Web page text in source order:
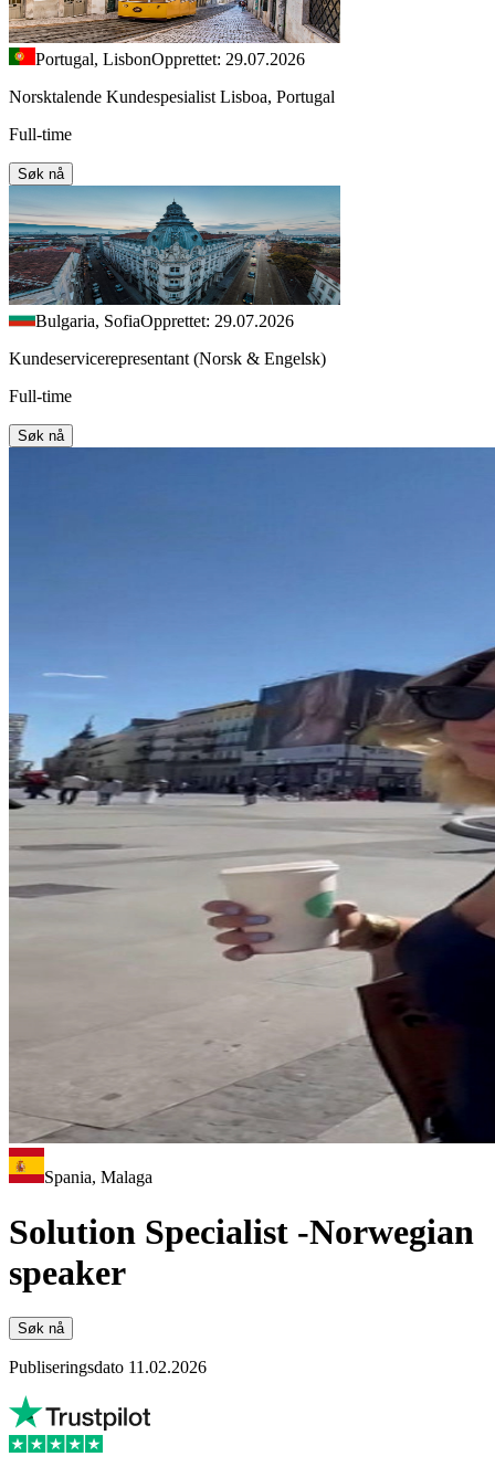
Portugal, LisbonOpprettet: 29.07.2026
Norsktalende Kundespesialist Lisboa, Portugal
Full-time
Søk nå
Bulgaria, SofiaOpprettet: 29.07.2026
Kundeservicerepresentant (Norsk & Engelsk)
Full-time
Søk nå
Spania, Malaga
Solution Specialist -Norwegian
speaker
Søk nå
Publiseringsdato 11.02.2026